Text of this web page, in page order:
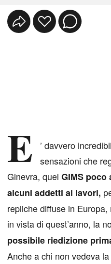
E
’ davvero
sensazioni che
Ginevra, quel GIMS poco
alcuni addetti ai lavori,
repliche diffuse in
in vista di quest’anno, la
possibile riedizione
Anche a chi non vedeva